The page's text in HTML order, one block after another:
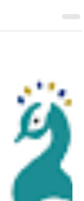
Met onze authentieke